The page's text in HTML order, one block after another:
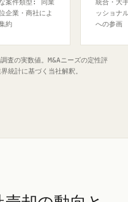
案件類型: 同業
企業・商社によ
約
統合・大
ッショナ
への参画
査の実数値。M&Aニーズの定性評
統計に基づく当社解釈。